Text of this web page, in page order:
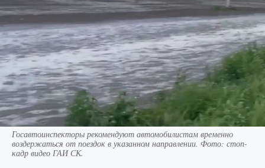
Госавтоинспекторы рекомендуют автомобилистам временно
воздержаться от поездок в указанном направлении. Фото: стоп-
кадр видео ГАИ СК.